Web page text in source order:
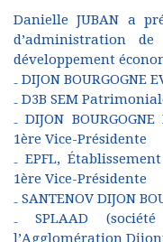
Danielle JUBAN a
d’administration
développement
₋ DIJON BOURGOGNE
₋ D3B SEM
₋ DIJON
1ère Vice-Présidente
₋ EPFL,
1ère Vice-Présidente
₋ SANTENOV DIJON
₋ SPLAAD
l’Agglomération